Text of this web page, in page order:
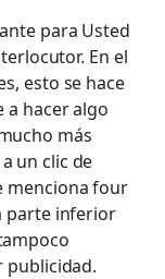
para Usted
En el
esto se hace
a hacer algo
más
un clic de
menciona four
parte inferior
publicidad.